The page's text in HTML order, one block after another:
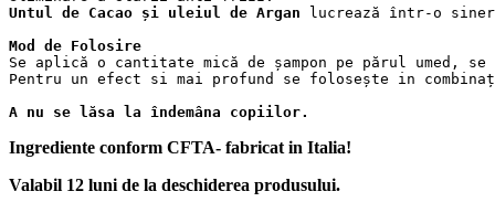
Untul de Cacao și uleiul de Argan lucrează într-o
Mod de Folosire
Se aplică o cantitate mică de șampon pe părul umed,
Pentru un efect si mai profund se folosește in
A nu se lăsa la îndemâna copiilor.
Ingrediente conform CFTA- fabricat in Italia!
Valabil 12 luni de la deschiderea produsului.